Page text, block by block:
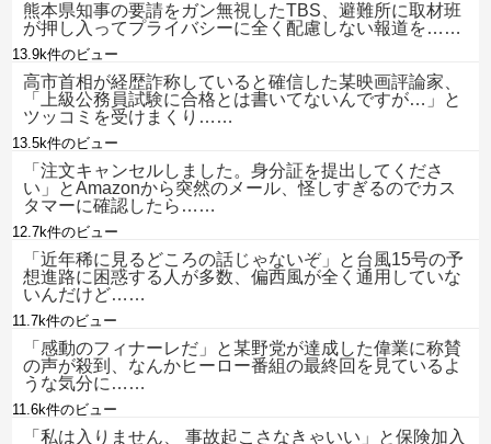
熊本県知事の要請をガン無視したTBS、避難所に取材班
が押し入ってプライバシーに全く配慮しない報道を……
13.9k件のビュー
高市首相が経歴詐称していると確信した某映画評論家、
「上級公務員試験に合格とは書いてないんですが…」と
ツッコミを受けまくり……
13.5k件のビュー
「注文キャンセルしました。身分証を提出してくださ
い」とAmazonから突然のメール、怪しすぎるのでカス
タマーに確認したら……
12.7k件のビュー
「近年稀に見るどころの話じゃないぞ」と台風15号の予
想進路に困惑する人が多数、偏西風が全く通用していな
いんだけど……
11.7k件のビュー
「感動のフィナーレだ」と某野党が達成した偉業に称賛
の声が殺到、なんかヒーロー番組の最終回を見ているよ
うな気分に……
11.6k件のビュー
「私は入りません、 事故起こさなきゃいい」と保険加入